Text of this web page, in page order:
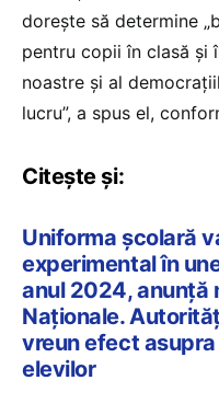
dorește să determine
pentru copii în clasă și
noastre și al
lucru”, a spus el,
Citește și:
Uniforma școlară
experimental în
anul 2024, anunță
Naționale.
vreun efect
elevilor